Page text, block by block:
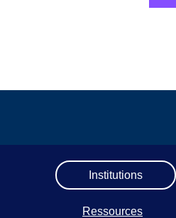
Institutions
Ressources